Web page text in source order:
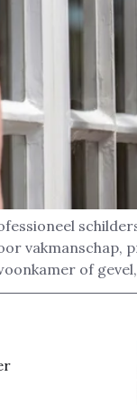
vakmanschap,
of